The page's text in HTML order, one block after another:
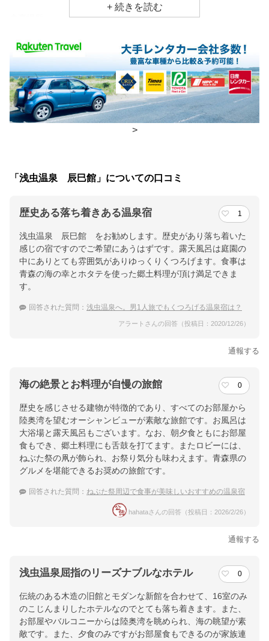
朝食 広間
夕食 部屋、広間
チェックイン・チェックアウト時間
チェックイン 15:00(最終チェックイン：19:30)
ＪＲ 浅虫温泉駅より徒歩３分
提供：楽天トラベル
楽天トラベルで
ホテル詳細を詳しく見る
>
「浅虫温泉 辰巳館」についての口コミ
歴史ある落ち着きある温泉宿 1
浅虫温泉 辰巳館 をお勧めします。歴史があり落ち着いた
感じの宿ですのでご希望にあうはずです。露天風呂は庭園の
中にありとても雰囲気がありゆっくりくつろげます。食事は
青森の海の幸とホタテを使った郷土料理が頂け満足できま
す。
回答された質問： 浅虫温泉へ。男1人旅でもくつろげる温泉宿は？
アラートさんの回答（投稿日：2020/12/26）
通報する
海の絶景とお料理が自慢の旅館 0
歴史を感じさせる建物が特徴的であり、すべてのお部屋から
陸奥湾を望むオーシャンビューが素敵な旅館です。お風呂は
大浴場と露天風呂もございます。なお、朝夕食ともにお部屋
食もでき、郷土料理にも舌鼓を打てます。またロビーには、
ねぶた祭の凧が飾られ、お祭り気分も味わえます。青森県の
グルメを堪能できるお奨めの旅館です。
回答された質問： ねぶた祭周辺で食事が美味しいおすすめの温泉宿
hahataさんの回答（投稿日：2026/2/26）
通報する
浅虫温泉屈指のリーズナブルなホテル 0
伝統のある木造の旧館とモダンな新館を合わせて、16室のみ
のこじんまりしたホテルなのでとても落ち着きます。また、
お部屋やバルコニーからは陸奥湾を眺められ、海の眺望が素
敵です。また、夕食のみですがお部屋食もできるのが家族連